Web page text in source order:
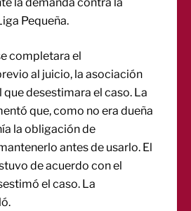
Pequeña.
completara el
al juicio, la asociación
desestimara el caso. La
que, como no era dueña
la obligación de
antes de usarlo. El
de acuerdo con el
el caso. La